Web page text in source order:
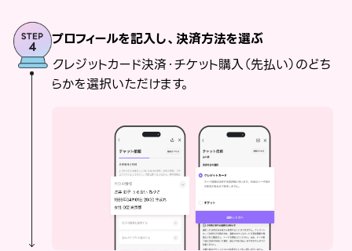
プロフィールを記入し、決済方法を選ぶ
クレジットカード決済・チケット購入（先払い）のどち
らかを選択いただけます。